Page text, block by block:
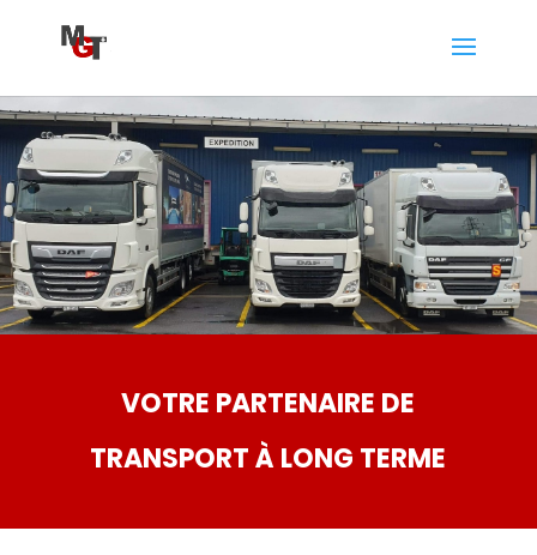
VOTRE PARTENAIRE DE
TRANSPORT À LONG TERME